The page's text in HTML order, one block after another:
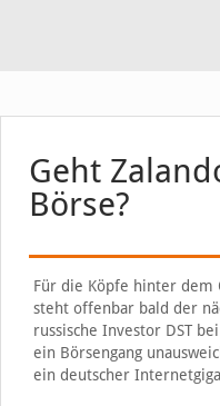
Geht
Börse?
Für die Köpfe hinter dem
steht offenbar bald der
russische Investor DST
ein Börsengang
ein deutscher